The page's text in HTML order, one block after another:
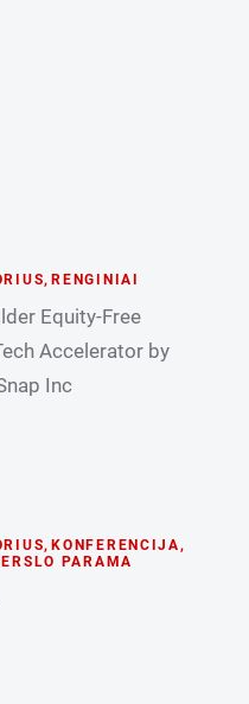
, RENGINIAI
Equity-Free
Accelerator by
Inc
, KONFERENCIJA,
PARAMA